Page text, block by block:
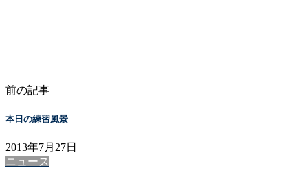
前の記事
本日の練習風景
2013年7月27日
ニュース